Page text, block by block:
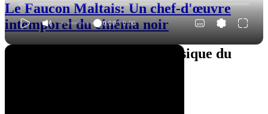
Le Faucon Maltais: Un chef-d'œuvre
intemporel du cinéma noir
0:00 / 0:00
Le Faucon Maltais : Un Classique du